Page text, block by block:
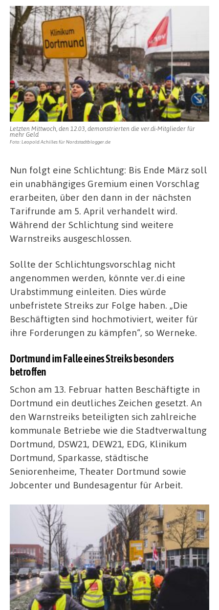
Letzten Mittwoch, den 12.03, demonstrierten die ver.di-Mitglieder für
mehr Geld
Foto: Leopold Achilles für Nordstadtblogger.de
Nun folgt eine Schlichtung: Bis Ende März soll
ein unabhängiges Gremium einen Vorschlag
erarbeiten, über den dann in der nächsten
Tarifrunde am 5. April verhandelt wird.
Während der Schlichtung sind weitere
Warnstreiks ausgeschlossen.
Sollte der Schlichtungsvorschlag nicht
angenommen werden, könnte ver.di eine
Urabstimmung einleiten. Dies würde
unbefristete Streiks zur Folge haben. „Die
Beschäftigten sind hochmotiviert, weiter für
ihre Forderungen zu kämpfen“, so Werneke.
Dortmund im Falle eines Streiks besonders
betroffen
Schon am 13. Februar hatten Beschäftigte in
Dortmund ein deutliches Zeichen gesetzt. An
den Warnstreiks beteiligten sich zahlreiche
kommunale Betriebe wie die Stadtverwaltung
Dortmund, DSW21, DEW21, EDG, Klinikum
Dortmund, Sparkasse, städtische
Seniorenheime, Theater Dortmund sowie
Jobcenter und Bundesagentur für Arbeit.